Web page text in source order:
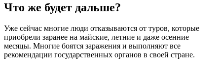
Что же будет дальше?
Уже сейчас многие люди отказываются от туров, которые
приобрели заранее на майские, летние и даже осенние
месяцы. Многие боятся заражения и выполняют все
рекомендации государственных органов в своей стране.